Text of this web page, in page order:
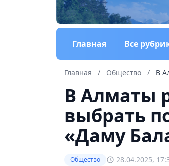
Главная Все
Главная / Общество / В
В Алматы
выбрать
«Даму
Общество 28.04.2025,